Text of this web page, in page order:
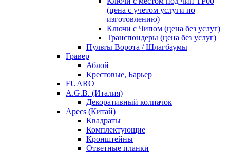
(цена с учетом услуги по
изготовлению)
Ключи с Чипом (цена без услуг)
Транспондеры (цена без услуг)
Пульты Ворота / Шлагбаумы
Гравер
Аблой
Крестовые, Барьер
FUARO
A.G.B. (Италия)
Декоративный колпачок
Apecs (Китай)
Квадраты
Комплектующие
Кронштейны
Ответные планки